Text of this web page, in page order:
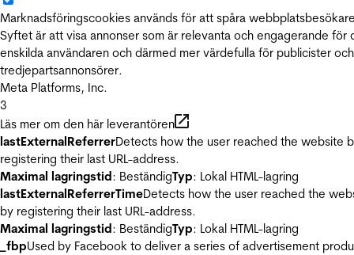
Marknadsföringscookies används för att spåra
Syftet är att visa annonser som är relevanta och engagerande för
enskilda användaren och därmed mer värdefulla för publicister och
tredjepartsannonsörer.
Meta Platforms, Inc.
3
Läs mer om den här leverantören
lastExternalReferrerDetects how the user reached the website
registering their last URL-address.
Maximal lagringstid: BeständigTyp: Lokal HTML-lagring
lastExternalReferrerTimeDetects how the user reached the
by registering their last URL-address.
Maximal lagringstid: BeständigTyp: Lokal HTML-lagring
_fbpUsed by Facebook to deliver a series of advertisement